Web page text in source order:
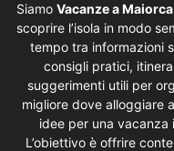
Siamo Vacanze a
scoprire l’isola in modo
tempo tra informazioni
consigli pratici,
suggerimenti utili per
migliore dove alloggiare
idee per una vacanza
L’obiettivo è offrire